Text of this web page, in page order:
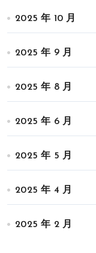
2025 年 10 月
2025 年 9 月
2025 年 8 月
2025 年 6 月
2025 年 5 月
2025 年 4 月
2025 年 2 月